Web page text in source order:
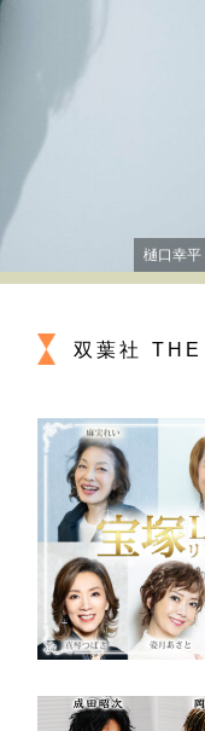
の愛用品
樋口幸
双葉社